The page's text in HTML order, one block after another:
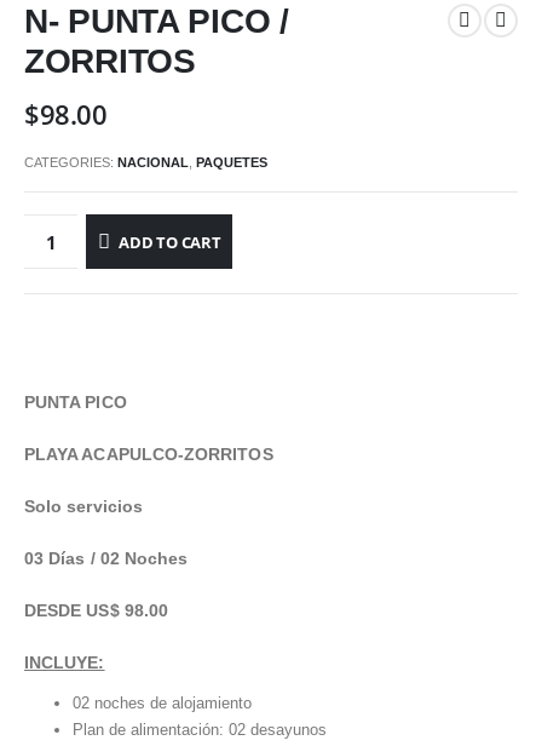
N- PUNTA PICO /
ZORRITOS
$98.00
CATEGORIES: NACIONAL PAQUETES
ADD TO CART
PUNTA PICO
PLAYA ACAPULCO-ZORRITOS
Solo servicios
03 Días / 02 Noches
DESDE US$ 98.00
INCLUYE:
02 noches de alojamiento
Plan de alimentación: 02 desayunos